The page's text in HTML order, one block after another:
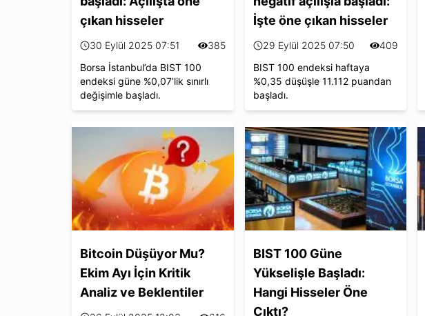
çıkan hisseler
30 Eylül 2025 07:51
385
Borsa İstanbul’da BIST 100
endeksi güne %0,07’lik sınırlı
değişimle başladı.
İşte öne çıkan hisseler
29 Eylül 2025 07:50
409
BIST 100 endeksi haftaya
%0,35 düşüşle 11.112 puandan
başladı.
Bitcoin Düşüyor Mu?
Ekim Ayı İçin Kritik
Analiz ve Beklentiler
BIST 100 Güne
Yükselişle Başladı:
Hangi Hisseler Öne
Çıktı?